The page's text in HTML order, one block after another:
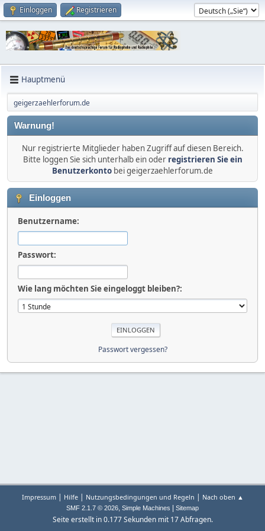
Einloggen Registrieren
Hauptmenü
geigerzaehlerforum.de
Warnung!
Nur registrierte Mitglieder haben Zugriff auf diesen Bereich.
Bitte loggen Sie sich unterhalb ein oder registrieren Sie ein
Benutzerkonto bei geigerzaehlerforum.de
Einloggen
Benutzername:
Passwort:
Wie lang möchten Sie eingeloggt bleiben?:
Passwort vergessen?
Impressum| Hilfe| Nutzungsbedingungen und Regeln | Nach oben ▲
SMF 2.1.7 © 2026, Simple Machines Sitemap
Seite erstellt in 0.177 Sekunden mit 17 Abfragen.